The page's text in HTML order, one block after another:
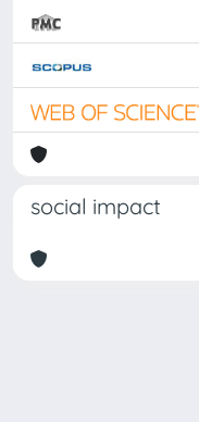
social impact